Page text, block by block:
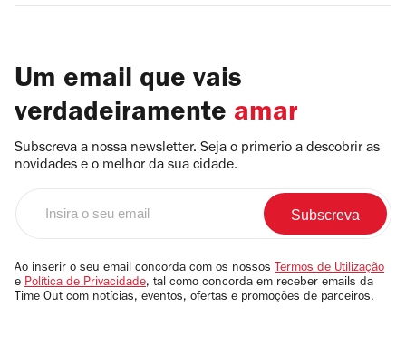
Um email que vais
verdadeiramente amar
Subscreva a nossa newsletter. Seja o primerio a descobrir as
novidades e o melhor da sua cidade.
email
Ao inserir o seu email concorda com os nossos Termos de Utilização
e Política de Privacidade, tal como concorda em receber emails da
Time Out com notícias, eventos, ofertas e promoções de parceiros.